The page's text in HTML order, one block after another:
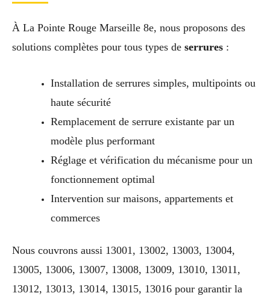
À La Pointe Rouge Marseille 8e, nous proposons des
solutions complètes pour tous types de serrures :
Installation de serrures simples, multipoints ou
haute sécurité
Remplacement de serrure existante par un
modèle plus performant
Réglage et vérification du mécanisme pour un
fonctionnement optimal
Intervention sur maisons, appartements et
commerces
Nous couvrons aussi 13001, 13002, 13003, 13004,
13005, 13006, 13007, 13008, 13009, 13010, 13011,
13012, 13013, 13014, 13015, 13016 pour garantir la